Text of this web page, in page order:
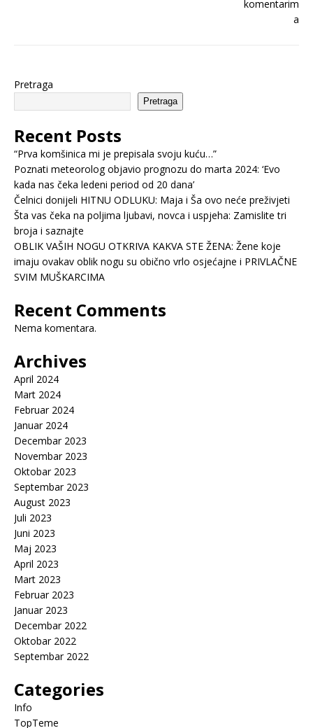
Pretraga
Pretraga
Recent Posts
“Prva komšinica mi je prepisala svoju kuću…”
Poznati meteorolog objavio prognozu do marta 2024: ‘Evo
kada nas čeka ledeni period od 20 dana’
Čelnici donijeli HITNU ODLUKU: Maja i Ša ovo neće preživjeti
Šta vas čeka na poljima ljubavi, novca i uspjeha: Zamislite tri
broja i saznajte
OBLIK VAŠIH NOGU OTKRIVA KAKVA STE ŽENA: Žene koje
imaju ovakav oblik nogu su obično vrlo osjećajne i PRIVLAČNE
SVIM MUŠKARCIMA
Recent Comments
Nema komentara.
Archives
April 2024
Mart 2024
Februar 2024
Januar 2024
Decembar 2023
Novembar 2023
Oktobar 2023
Septembar 2023
August 2023
Juli 2023
Juni 2023
Maj 2023
April 2023
Mart 2023
Februar 2023
Januar 2023
Decembar 2022
Oktobar 2022
Septembar 2022
Categories
Info
TopTeme